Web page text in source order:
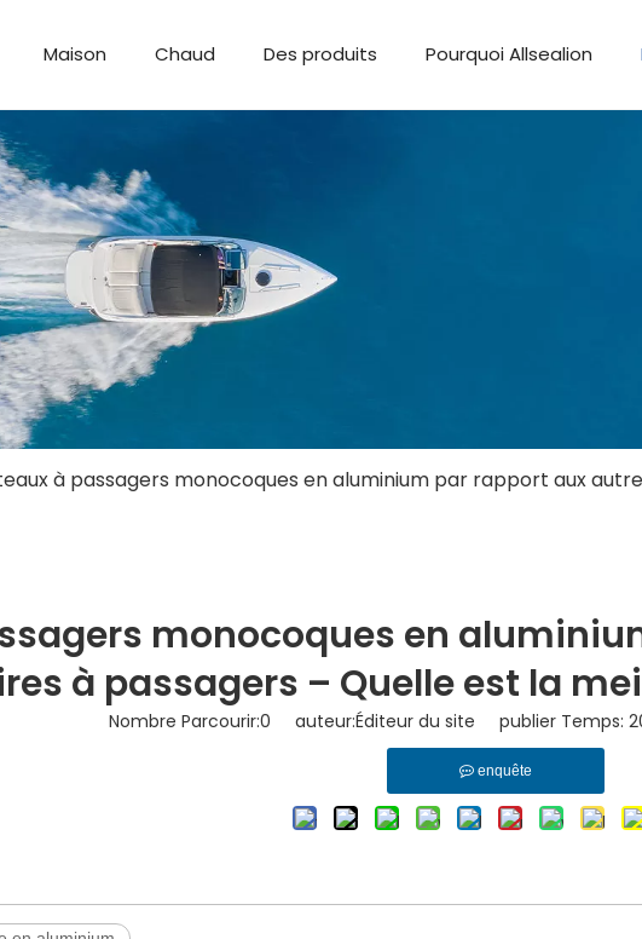
Maison Chaud Des produits Pourquoi Allsealion
à passagers monocoques en aluminium par rapport aux
monocoques en
à passagers – Quelle est la
Nombre Parcourir:0 auteur:Éditeur du site publier Temps:
enquête